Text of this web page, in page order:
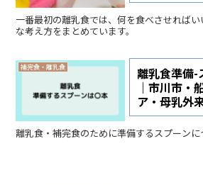
一番最初の離乳食では、何を食べさせれば
な考え方をまとめています。
補完食・離乳食
離乳食準備-
｜市川市・
ア・母乳外
離乳食・補完食のために準備するスプーンに